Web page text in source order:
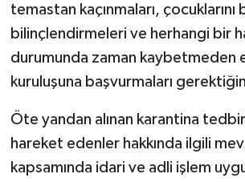
temastan kaçınmaları, çocuklarını
bilinçlendirmeleri ve herhangi bir
durumunda zaman kaybetmeden
kuruluşuna başvurmaları
Öte yandan alınan karantina
hareket edenler hakkında ilgili
kapsamında idari ve adli işlem